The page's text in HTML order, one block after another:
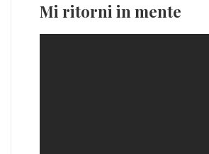
Mi ritorni in mente